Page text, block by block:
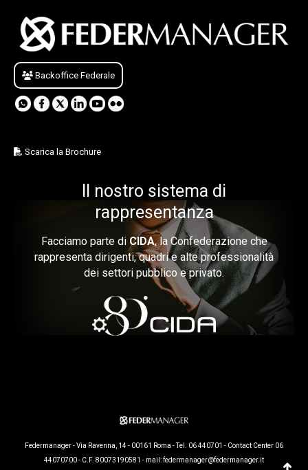
Backoffice Federale
Scarica la Brochure
Il nostro sistema di
rappresentanza
Facciamo parte di CIDA, la Confederazione che
rappresenta dirigenti, quadri e alte professionalità
dei settori pubblico e privato.
Federmanager - Via Ravenna, 14 - 00161 Roma - Tel. 06 440701 - Contact Center 06
44070700 - C.F. 80073190581 - mail:federmanager@federmanager.it